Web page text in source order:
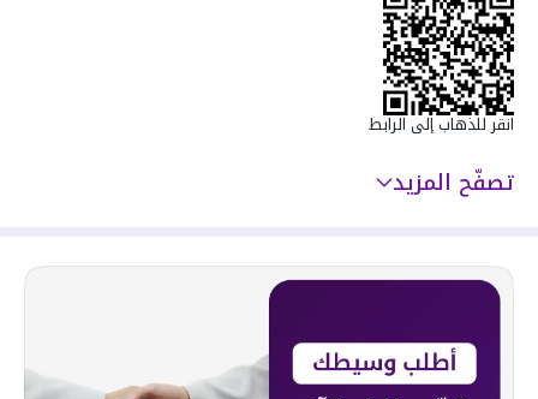
سعرها 375000 ر.س
انقر للذهاب إلى الرابط
تصفّح المزيد